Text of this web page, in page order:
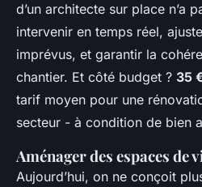
d’un architecte sur place n’a
intervenir en temps réel,
imprévus, et garantir la
chantier. Et côté budget ? 35
tarif moyen pour une
secteur - à condition de bien
Aménager des espaces de
Aujourd’hui, on ne conçoit